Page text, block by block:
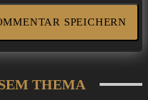
THEMA